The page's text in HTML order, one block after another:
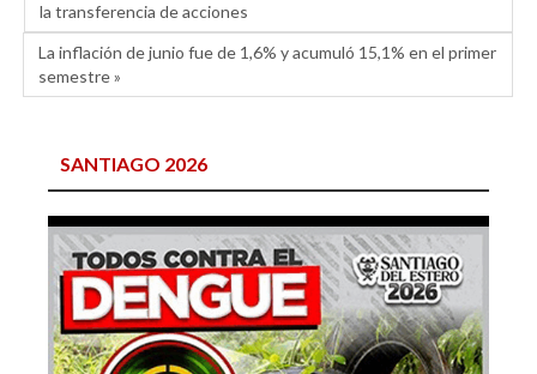
la transferencia de acciones
La inflación de junio fue de 1,6% y acumuló 15,1% en el primer
semestre »
SANTIAGO 2026